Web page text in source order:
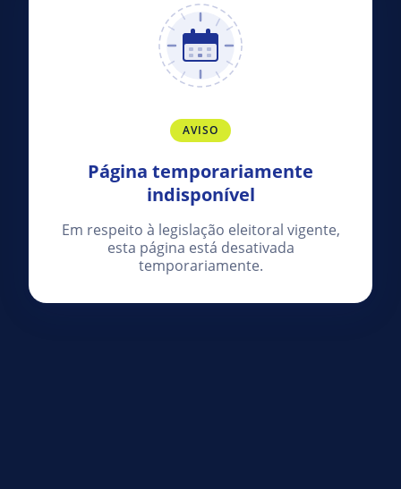
AVISO
Página temporariamente
indisponível
Em respeito à legislação eleitoral vigente,
esta página está desativada
temporariamente.